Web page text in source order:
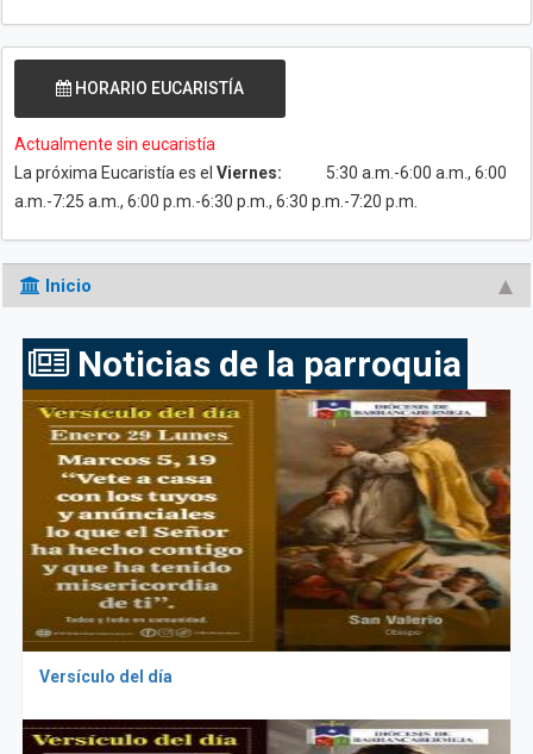
HORARIO EUCARISTÍA
Actualmente sin eucaristía
La próxima Eucaristía es el Viernes:
5:30 a.m.-6:00 a.m., 6:00
a.m.-7:25 a.m., 6:00 p.m.-6:30 p.m., 6:30 p.m.-7:20 p.m.
Inicio
Noticias de la parroquia
Versículo del día